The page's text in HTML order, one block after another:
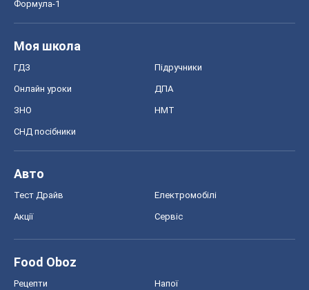
Формула-1
Моя школа
ГДЗ Підручники
Онлайн уроки ДПА
ЗНО НМТ
СНД посібники
Авто
Тест Драйв Електромобілі
Акції Сервіс
Food Oboz
Рецепти Напої